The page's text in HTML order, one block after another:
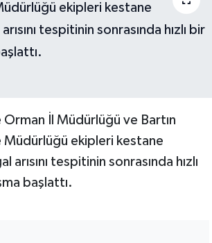
Orman İl Müdürlüğü ve Bartın
Müdürlüğü ekipleri kestane
arısını tespitinin sonrasında hızlı
başlattı.